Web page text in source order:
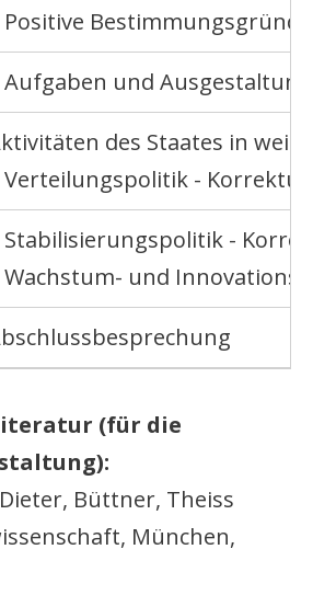
Positive
Aufgaben und
des Staates in
Verteilungspolitik -
Stabilisierungspolitik -
Wachstum- und
(für die
Büttner, Theiss
München,